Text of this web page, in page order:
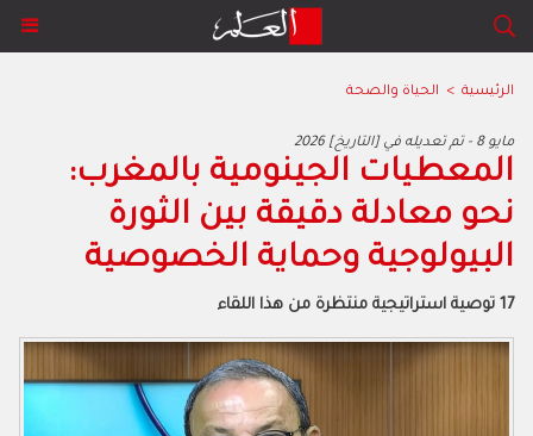
الرئيسية > الحياة والصحة
2026 مايو 8 - تم تعديله في [التاريخ]
المعطيات الجينومية بالمغرب:
نحو معادلة دقيقة بين الثورة
البيولوجية وحماية الخصوصية
17 توصية استراتيجية منتظرة من هذا اللقاء